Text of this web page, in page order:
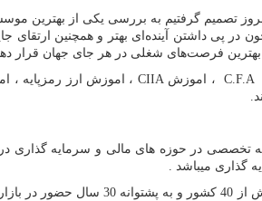
تصمیم گرفتیم به بررسی یکی از بهترین
در پی داشتن آینده‌ای بهتر و همچنین
فرصت‌های شغلی در هر جای جهان قرار
C.F.A ، اموزش CIIA ، اموزش ارز رمزپایه ،
گذاری میباشد .
) با دارا بودن مدرسین و هیئت